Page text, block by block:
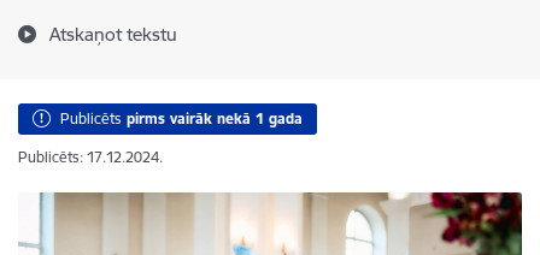
Atskaņot tekstu
Publicēts pirms vairāk nekā 1 gada
Publicēts: 17.12.2024.